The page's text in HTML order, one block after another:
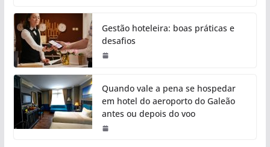
Gestão hoteleira: boas práticas e
desafios
Quando vale a pena se hospedar
em hotel do aeroporto do Galeão
antes ou depois do voo